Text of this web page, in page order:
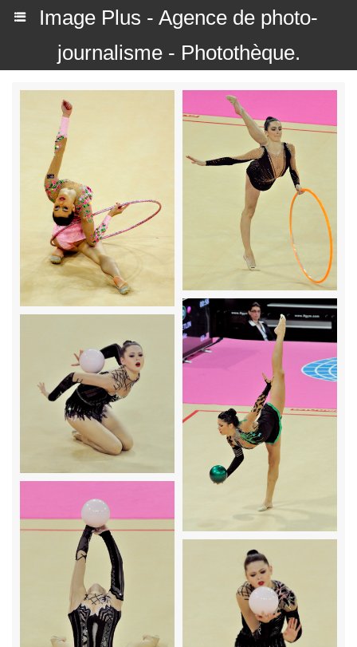
Image Plus - Agence de photo-
journalisme - Photothèque.